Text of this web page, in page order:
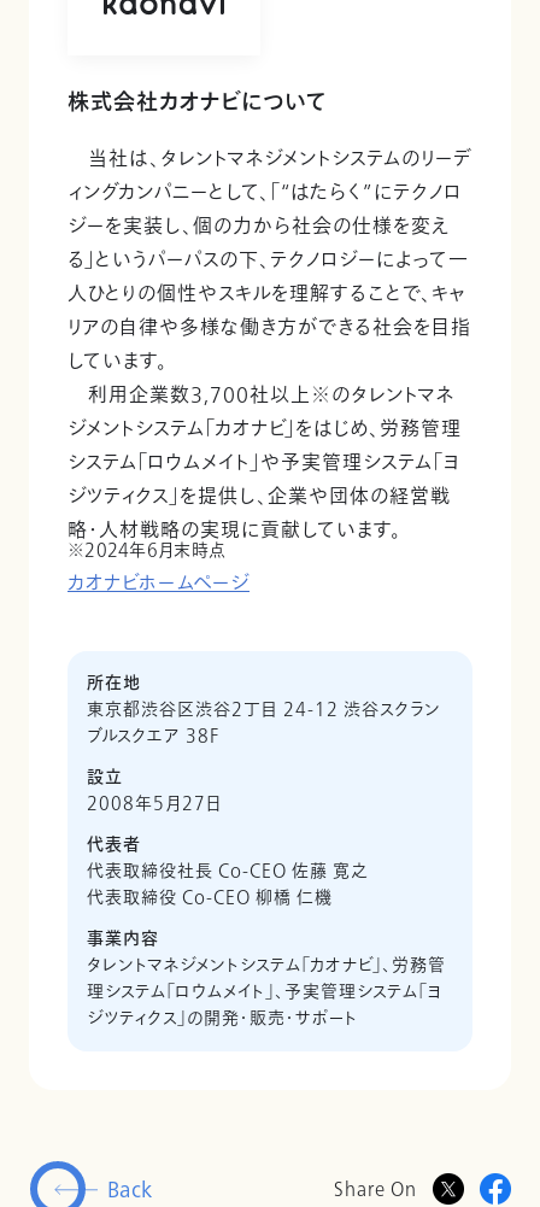
株式会社カオナビについて
当社は、タレントマネジメントシステムのリーデ
ィングカンパニーとして、「“はたらく”にテクノロ
ジーを実装し、個の力から社会の仕様を変え
る」というパーパスの下、テクノロジーによって一
人ひとりの個性やスキルを理解することで、キャ
リアの自律や多様な働き方ができる社会を目指
しています。
利用企業数3,700社以上※のタレントマネ
ジメントシステム「カオナビ」をはじめ、労務管理
システム「ロウムメイト」や予実管理システム「ヨ
ジツティクス」を提供し、企業や団体の経営戦
略・人材戦略の実現に貢献しています。
2024年6月末時点
カオナビホームページ
所在地
東京都渋谷区渋谷2丁目 24-12 渋谷スクラン
ブルスクエア 38F
設立
2008年5月27日
代表者
代表取締役社長 Co-CEO 佐藤 寛之
代表取締役 Co-CEO 柳橋 仁機
事業内容
タレントマネジメントシステム「カオナビ」、労務管
理システム「ロウムメイト」、予実管理システム「ヨ
ジツティクス」の開発・販売・サポート
Back Share On